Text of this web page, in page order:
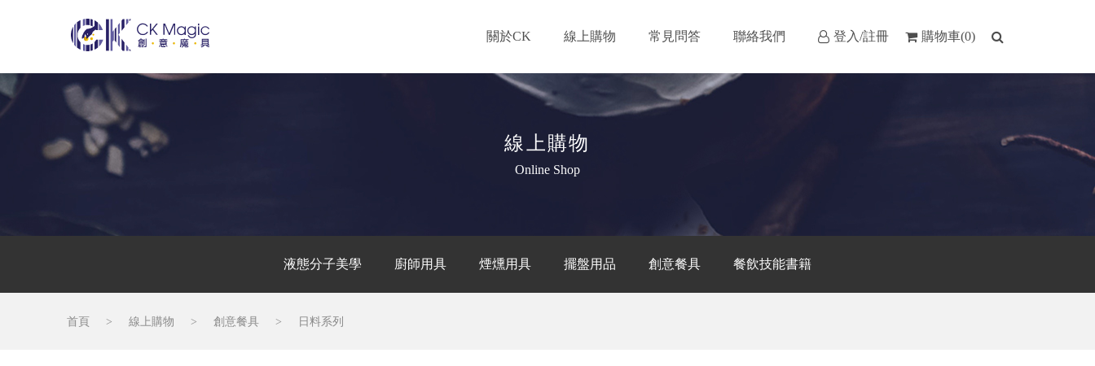
關於CK 線上購物 常見問答 聯絡我們 登入/註冊 購物車(0)
線上購物
Online Shop
液態分子美學 廚師用具 煙燻用具 擺盤用品 創意餐具 餐飲技能書籍
首頁 > 線上購物 > 創意餐具 > 日料系列